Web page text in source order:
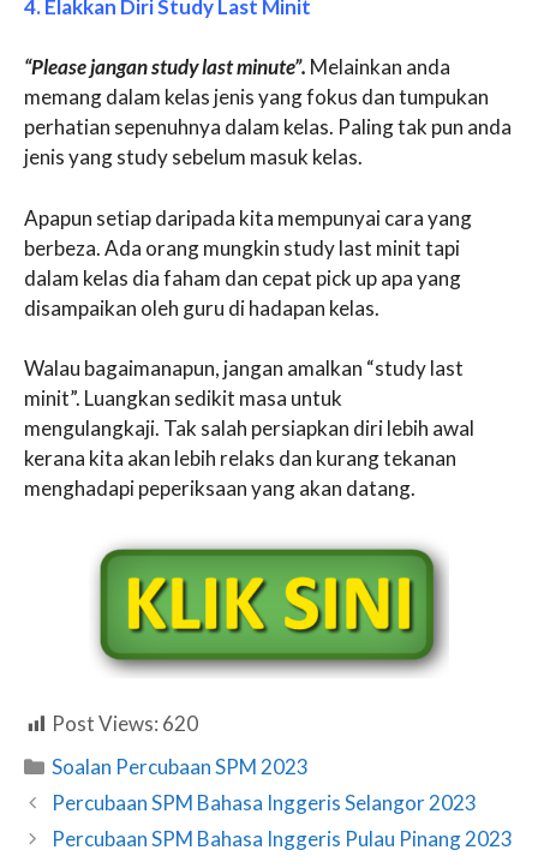
4. Elakkan Diri Study Last Minit
“Please jangan study last minute”. Melainkan anda
memang dalam kelas jenis yang fokus dan tumpukan
perhatian sepenuhnya dalam kelas. Paling tak pun anda
jenis yang study sebelum masuk kelas.
Apapun setiap daripada kita mempunyai cara yang
berbeza. Ada orang mungkin study last minit tapi
dalam kelas dia faham dan cepat pick up apa yang
disampaikan oleh guru di hadapan kelas.
Walau bagaimanapun, jangan amalkan “study last
minit”. Luangkan sedikit masa untuk
mengulangkaji. Tak salah persiapkan diri lebih awal
kerana kita akan lebih relaks dan kurang tekanan
menghadapi peperiksaan yang akan datang.
Post Views: 620
Categories
Soalan Percubaan SPM 2023
Percubaan SPM Bahasa Inggeris Selangor 2023
Percubaan SPM Bahasa Inggeris Pulau Pinang 2023